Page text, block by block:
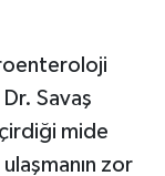
Savaş
mide
zor